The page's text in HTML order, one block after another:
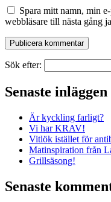
Spara mitt namn, min
webbläsare till nästa gång
Sök efter:
Senaste inläggen
Är kyckling farligt?
Vi har KRAV!
Vitlök istället för
Matinspiration från
Grillsäsong!
Senaste